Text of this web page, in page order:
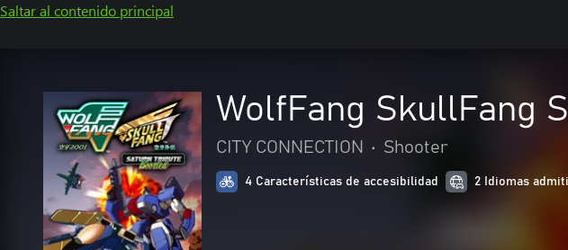
Saltar al contenido principal
WolfFang SkullFang
CITY CONNECTION • Shooter
4 Características de accesibilidad 2 Idiomas